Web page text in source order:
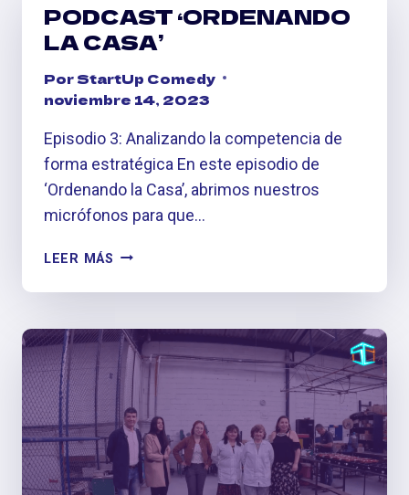
OPORTUNIDADES
PODCAST ‘ORDENANDO
LA CASA’
PorStartUp Comedy
noviembre 14, 2023
Episodio 3: Analizando la competencia de
forma estratégica En este episodio de
‘Ordenando la Casa’, abrimos nuestros
micrófonos para que…
LEER MÁS PODCAST
LA